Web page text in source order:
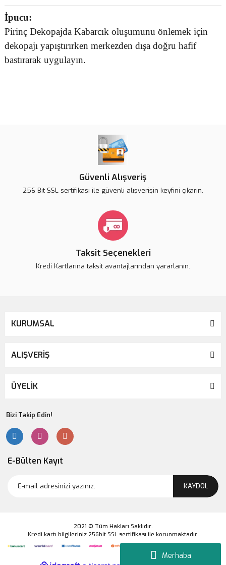
Merhaba
İpucu:
Pirinç Dekopajda Kabarcık oluşumunu önlemek için
dekopajı yapıştırırken merkezden dışa doğru hafif
bastırarak uygulayın.
Yorum Yaz
Ürün resmi kalitesiz, bozuk veya görüntülenemiyor.
Bu ürüne benzer farklı alternatifler olmalı.
Güvenli Alışveriş
256 Bit SSL sertifikası ile güvenli alışverişin keyfini çıkarın.
Taksit Seçenekleri
Kredi Kartlarına taksit avantajlarından yararlanın.
KURUMSAL
ALIŞVERİŞ
ÜYELİK
Bizi Takip Edin!
E-Bülten Kayıt
KAYDOL
2021 © Tüm Hakları Saklıdır.
Kredi kartı bilgileriniz 256bit SSL sertifikası ile korunmaktadır.